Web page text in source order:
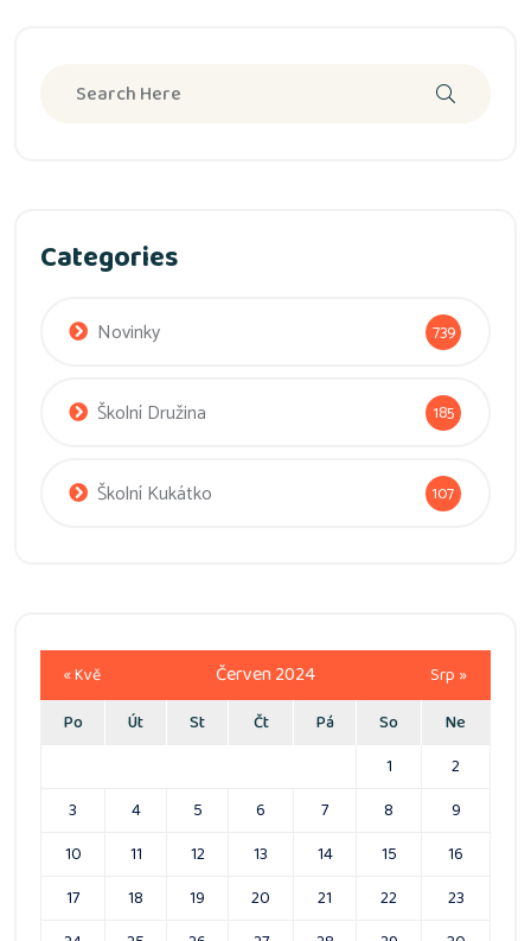
Categories
Novinky 739
Školní Družina 185
Školní Kukátko 107
Červen 2024
Po Út St Čt Pá So
Ne
1
2
3
4 5 6 7 8
9
10
11 12 13 14 15
16
17
18 19 20 21 22
23
« Kvě Srp »